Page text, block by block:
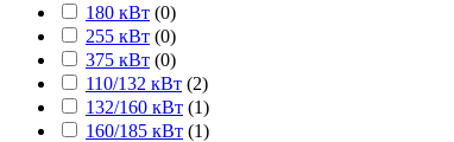
180 кВт (0)
255 кВт (0)
375 кВт (0)
110/132 кВт (2)
132/160 кВт (1)
160/185 кВт (1)